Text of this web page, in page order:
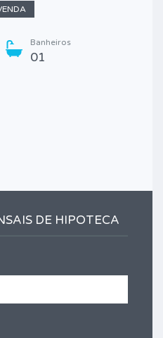
Banheiros
01
DE HIPOTECA